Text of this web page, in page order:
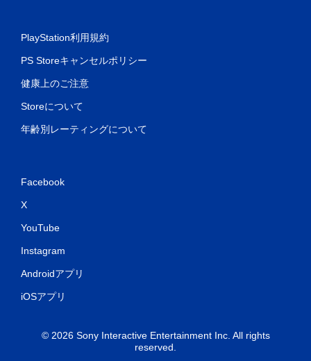
PlayStation利用規約
PS Storeキャンセルポリシー
健康上のご注意
Storeについて
年齢別レーティングについて
Facebook
X
YouTube
Instagram
Androidアプリ
iOSアプリ
© 2026 Sony Interactive Entertainment Inc. All rights
reserved.